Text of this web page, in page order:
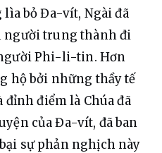
bỏ Đa-vít, Ngài đã
người trung thành đi
Phi-li-tin. Hơn
hộ bởi những thầy tế
đỉnh điểm là Chúa đã
của Đa-vít, đã ban
sự phản nghịch này